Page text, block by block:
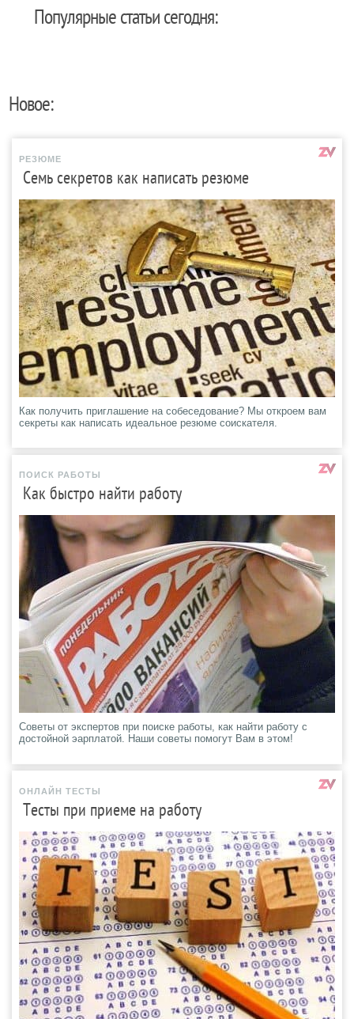
Популярные статьи сегодня:
Новое:
РЕЗЮМЕ
Семь секретов как написать резюме
Как получить приглашение на собеседование? Мы откроем вам
секреты как написать идеальное резюме соискателя.
ПОИСК РАБОТЫ
Как быстро найти работу
Советы от экспертов при поиске работы, как найти работу с
достойной эарплатой. Наши советы помогут Вам в этом!
ОНЛАЙН ТЕСТЫ
Тесты при приеме на работу